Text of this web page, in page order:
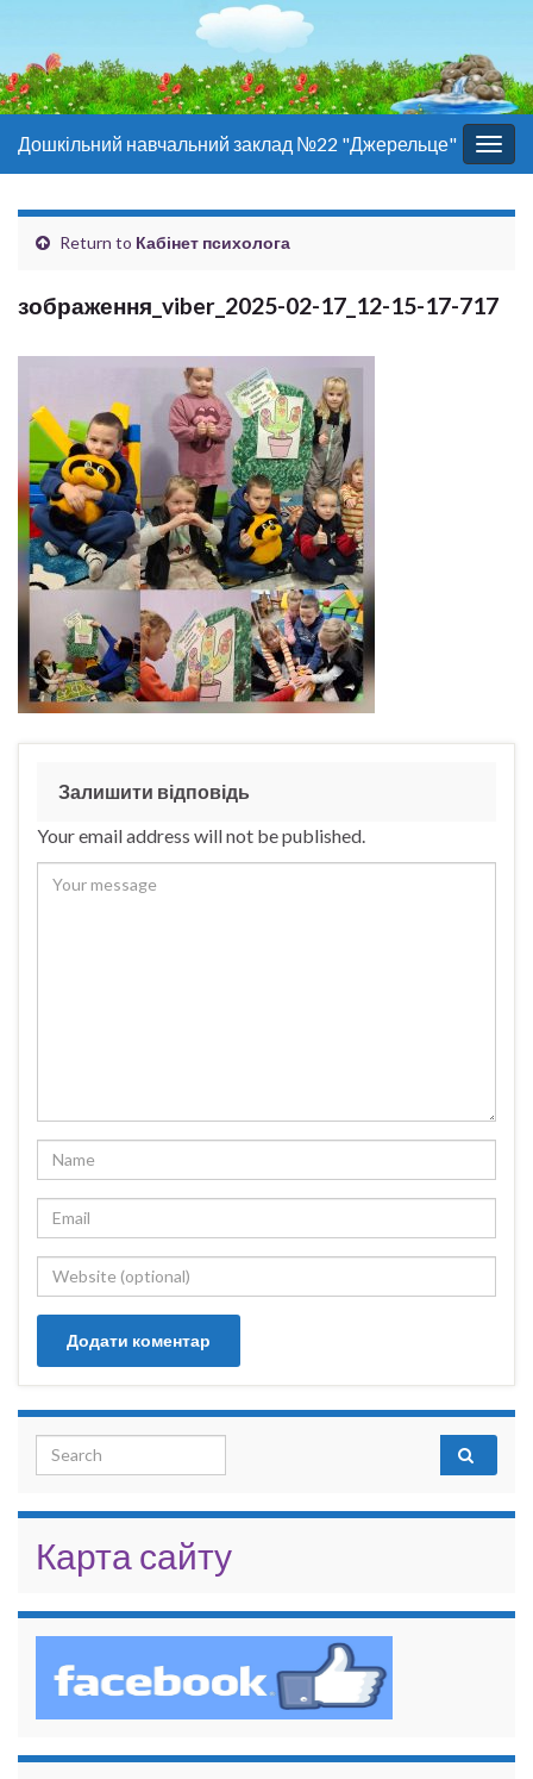
Дошкільний навчальний заклад №22 "Джерельце"
Return to Кабінет психолога
зображення_viber_2025-02-17_12-15-17-717
Залишити відповідь
Your email address will not be published.
Search for:
Карта сайту